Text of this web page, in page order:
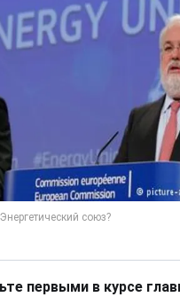
первыми в курсе